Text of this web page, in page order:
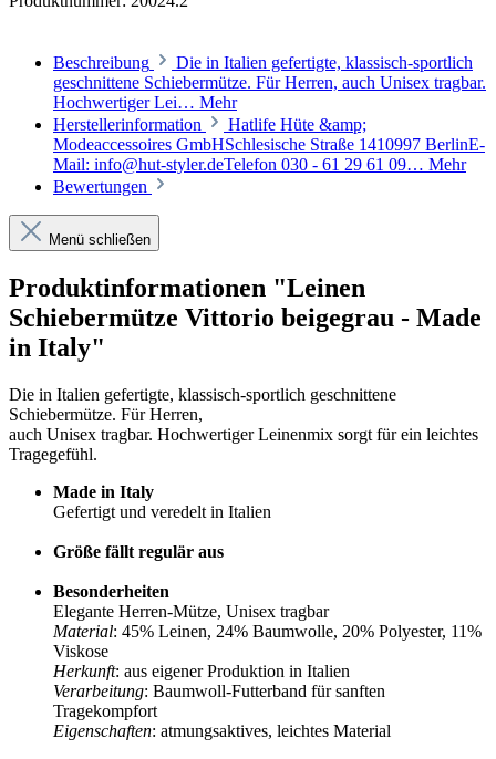
Beschreibung
Die in Italien gefertigte, klassisch-sportlich
geschnittene Schiebermütze. Für Herren, auch Unisex tragbar.
Hochwertiger Lei… Mehr
Herstellerinformation
Hatlife Hüte &amp;
Modeaccessoires GmbHSchlesische Straße 1410997 BerlinE-
Mail: info@hut-styler.deTelefon 030 - 61 29 61 09… Mehr
Bewertungen
Menü schließen
Produktinformationen "Leinen
Schiebermütze Vittorio beigegrau - Made
in Italy"
Die in Italien gefertigte, klassisch-sportlich geschnittene
Schiebermütze. Für Herren,
auch Unisex tragbar. Hochwertiger Leinenmix sorgt für ein leichtes
Tragegefühl.
Made in Italy
Gefertigt und veredelt in Italien
Größe fällt regulär aus
Besonderheiten
Elegante Herren-Mütze, Unisex tragbar
Material: 45% Leinen, 24% Baumwolle, 20% Polyester, 11%
Viskose
Herkunft: aus eigener Produktion in Italien
Verarbeitung: Baumwoll-Futterband für sanften
Tragekompfort
Eigenschaften: atmungsaktives, leichtes Material